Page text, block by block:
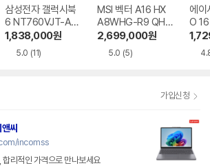
삼성전자 갤럭시북
6 NT760VJT-A51
A
1,838,000원
5.0 (11)
MSI 벡터 A16 HX
A8WHG-R9 QHD
+
2,699,000원
5.0 (5)
에이
O
1-
가입신청
씨
incomss
리적인 가격으로 만나보세요